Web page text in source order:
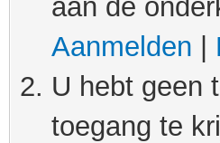
aan de
Aanmelden
U hebt geen
toegang te